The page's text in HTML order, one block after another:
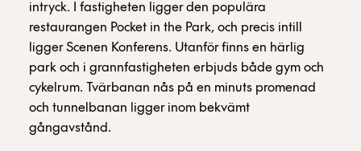
intryck. I fastigheten ligger den populära
restaurangen Pocket in the Park, och precis intill
ligger Scenen Konferens. Utanför finns en härlig
park och i grannfastigheten erbjuds både gym och
cykelrum. Tvärbanan nås på en minuts promenad
och tunnelbanan ligger inom bekvämt
gångavstånd.